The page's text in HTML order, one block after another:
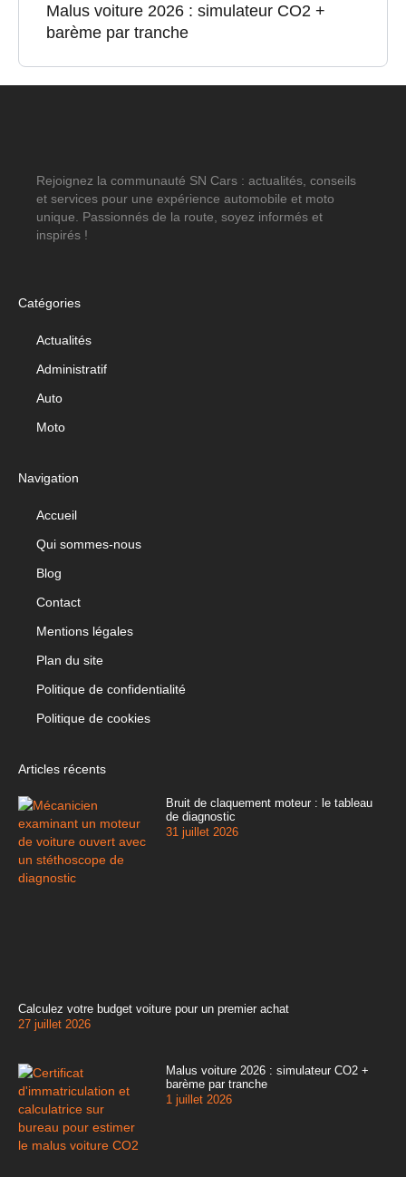
Malus voiture 2026 : simulateur CO2 +
barème par tranche
Rejoignez la communauté SN Cars : actualités, conseils
et services pour une expérience automobile et moto
unique. Passionnés de la route, soyez informés et
inspirés !
Catégories
Actualités
Administratif
Auto
Moto
Navigation
Accueil
Qui sommes-nous
Blog
Contact
Mentions légales
Plan du site
Politique de confidentialité
Politique de cookies
Articles récents
Bruit de claquement moteur : le tableau
de diagnostic
31 juillet 2026
Calculez votre budget voiture pour un premier achat
27 juillet 2026
Malus voiture 2026 : simulateur CO2 +
barème par tranche
1 juillet 2026